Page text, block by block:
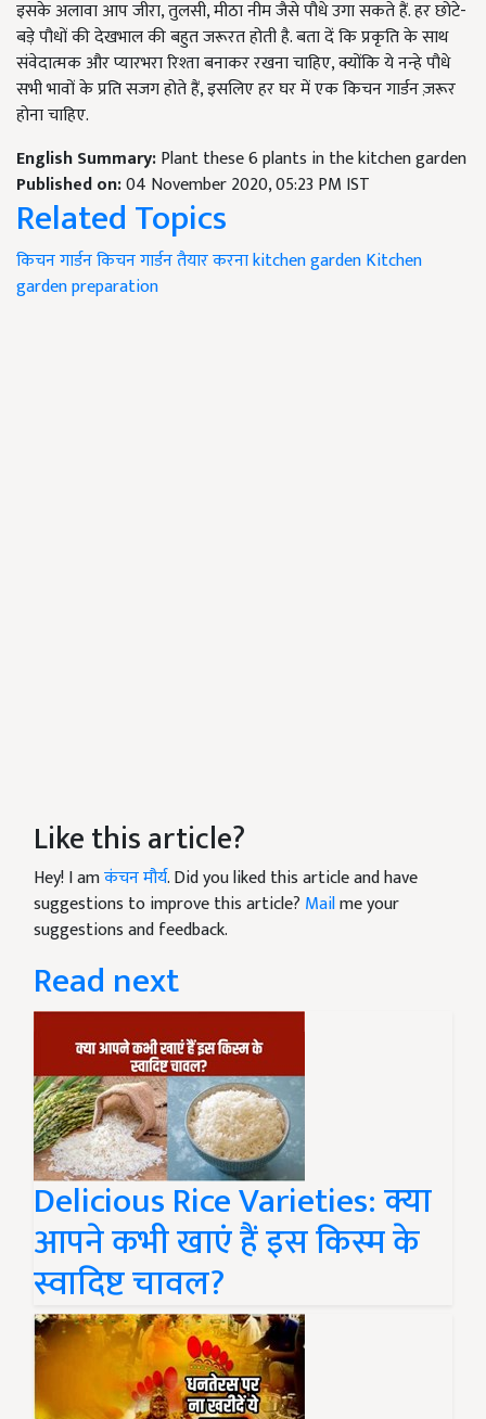
इसके अलावा आप जीरा, तुलसी, मीठा नीम जैसे पौधे उगा सकते हैं. हर छोटे-
बड़े पौधों की देखभाल की बहुत जरूरत होती है. बता दें कि प्रकृति के साथ
संवेदात्मक और प्यारभरा रिश्ता बनाकर रखना चाहिए,क्योंकि ये नन्हे पौधे
सभी भावों के प्रति सजग होते हैं,इसलिए हर घर में एक किचन गार्डन ज़रूर
होना चाहिए.
English Summary:Plant these 6 plants in the kitchen garden
Published on:04 November 2020, 05:23 PM IST
Related Topics
किचन गार्डनकिचन गार्डन तैयार करनाkitchen gardenKitchen
garden preparation
Like this article?
Hey! I amकंचन मौर्य. Did you liked this article and have
suggestions to improve this article? Mailme your
suggestions and feedback.
Read next
Delicious Rice Varieties: क्या
आपने कभी खाएं हैं इस किस्म के
स्वादिष्ट चावल?